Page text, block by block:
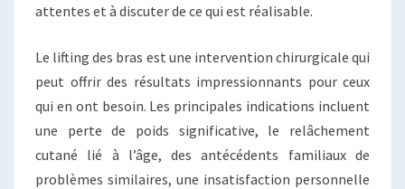
attentes et à discuter de ce qui est réalisable.
Le lifting des bras est une intervention chirurgicale qui
peut offrir des résultats impressionnants pour ceux
qui en ont besoin. Les principales indications incluent
une perte de poids significative, le relâchement
cutané lié à l’âge, des antécédents familiaux de
problèmes similaires, une insatisfaction personnelle